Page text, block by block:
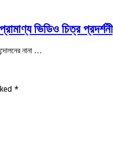
ভিডিও চিত্র প্রদর্শনী
নানা …
*